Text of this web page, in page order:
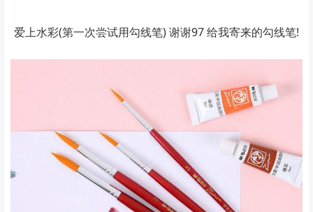
爱上水彩(第一次尝试用勾线笔) 谢谢97 给我寄来的勾线笔!